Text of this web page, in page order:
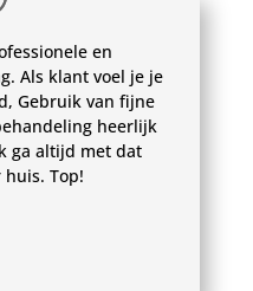
en
Als klant voel je je
Gebruik van fijne
heerlijk
ga altijd met dat
Top!